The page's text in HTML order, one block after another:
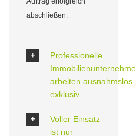
abschließen.
Professionelle
arbeiten ausnahmslos
exklusiv.
Voller Einsatz
ist nur